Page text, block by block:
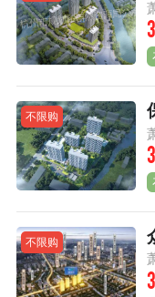
不限购
不限购